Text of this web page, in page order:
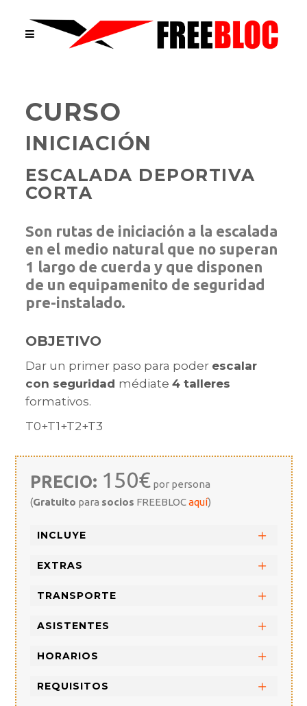
CURSO
INICIACIÓN
ESCALADA DEPORTIVA
CORTA
Son rutas de iniciación a la escalada
en el medio natural que no superan
1 largo de cuerda y que disponen
de un equipamenito de seguridad
pre-instalado.
OBJETIVO
Dar un primer paso para poder escalar
con seguridad médiate 4 talleres
formativos.
T0+T1+T2+T3
PRECIO: 150€por persona
(Gratuito para socios FREEBLOCaquí)
INCLUYE
EXTRAS
TRANSPORTE
ASISTENTES
HORARIOS
REQUISITOS